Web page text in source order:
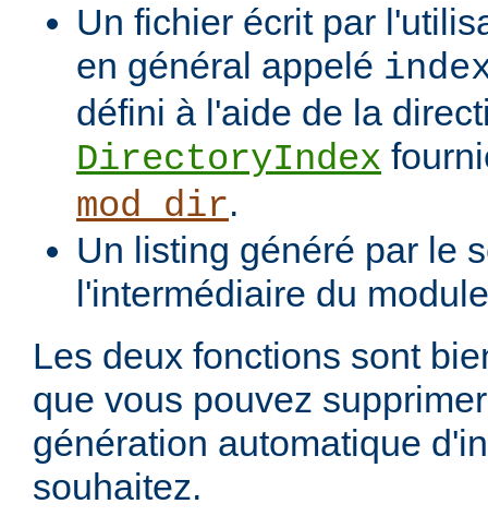
Un fichier écrit par
en général appelé
défini à l'aide de la
DirectoryIndex
mod_dir.
Un listing généré par le
l'intermédiaire du
Les deux fonctions sont
que vous pouvez
génération automatique
souhaitez.